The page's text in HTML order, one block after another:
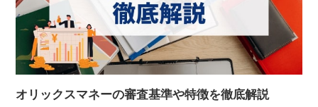
オリックスマネーの審査基準や特徴を徹底解説